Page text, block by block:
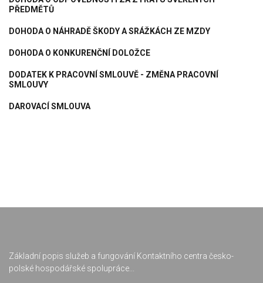
PŘEDMĚTŮ
DOHODA O NÁHRADĚ ŠKODY A SRÁŽKÁCH ZE MZDY
DOHODA O KONKURENČNÍ DOLOŽCE
DODATEK K PRACOVNÍ SMLOUVĚ - ZMĚNA PRACOVNÍ
SMLOUVY
DAROVACÍ SMLOUVA
Základní popis služeb a fungování Kontaktního centra česko-
polské hospodářské spolupráce...